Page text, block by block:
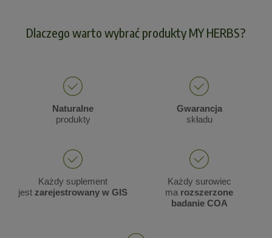
Dlaczego warto wybrać produkty MY HERBS?
Naturalne
produkty
Gwarancja
składu
Każdy suplement
jest zarejestrowany w GIS
Każdy surowiec
ma rozszerzone
badanie COA